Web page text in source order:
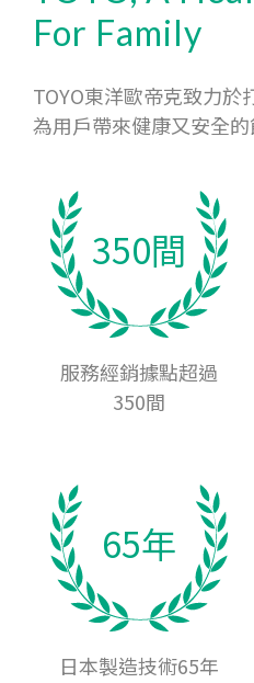
For Family
TOYO東洋歐帝克致力於
為用戶帶來健康又安全
350間
服務經銷據點超過
350間
65年
日本製造技術65年